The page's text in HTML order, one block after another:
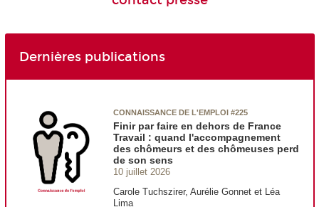
Dernières publications
CONNAISSANCE DE L'EMPLOI #225
Finir par faire en dehors de France
Travail : quand l'accompagnement
des chômeurs et des chômeuses perd
de son sens
10 juillet 2026
Carole Tuchszirer, Aurélie Gonnet et Léa
Lima